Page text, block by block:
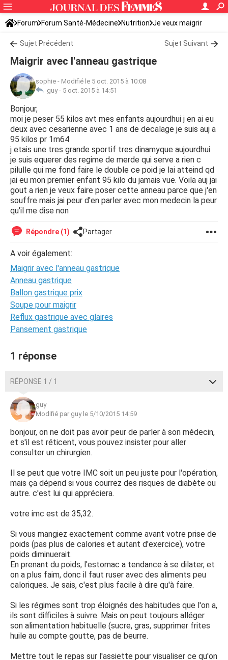
Forum Forum Santé-Médecine Nutrition Je veux maigrir
Sujet Précédent Sujet Suivant
Maigrir avec l'anneau gastrique
sophie - Modifié le 5 oct. 2015 à 10:08
guy - 5 oct. 2015 à 14:51
Bonjour,
moi je peser 55 kilos avt mes enfants aujourdhui j en ai eu
deux avec cesarienne avec 1 ans de decalage je suis auj a
95 kilos pr 1m64
j etais une tres grande sportif tres dinamyque aujourdhui
je suis equerer des regime de merde qui serve a rien c
pilulle qui me fond faire le double ce poid je lai atteind qd
jai eu mon premier enfant 95 kilo du jamais vue. Voila auj jai
gout a rien je veux faire poser cette anneau parce que j'en
souffre mais jai peur d'en parler avec mon medecin la peur
qu'il me dise non
Répondre (1) Partager
A voir également:
Maigrir avec l'anneau gastrique
Anneau gastrique
Ballon gastrique prix
Soupe pour maigrir
Reflux gastrique avec glaires
Pansement gastrique
1 réponse
RÉPONSE 1 / 1
guy
Modifié par guy le 5/10/2015 14:59
bonjour, on ne doit pas avoir peur de parler à son médecin,
et s'il est réticent, vous pouvez insister pour aller
consulter un chirurgien.
Il se peut que votre IMC soit un peu juste pour l'opération,
mais ça dépend si vous courrez des risques de diabète ou
autre. c'est lui qui appréciera.
votre imc est de 35,32.
Si vous mangiez exactement comme avant votre prise de
poids (pas plus de calories et autant d'exercice), votre
poids diminuerait.
En prenant du poids, l'estomac a tendance à se dilater, et
on a plus faim, donc il faut ruser avec des aliments peu
caloriques. Je sais, c'est plus facile à dire qu'à faire.
Si les régimes sont trop éloignés des habitudes que l'on a,
ils sont difficiles à suivre. Mais on peut toujours alléger
son alimentation habituelle (sucre, gras, supprimer frites
huile au compte goutte, pas de beurre.
Mettre tout le repas sur l'assiette pour visualiser ce qu'on